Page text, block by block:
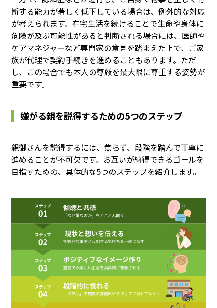
断する能力が著しく低下している場合は、例外的な対応
が考えられます。在宅生活を続けることで生命や身体に
危険が及ぶ可能性があると判断される場合には、医師や
ケアマネジャーなど専門家の意見を踏まえた上で、ご家
族が代理で契約手続きを進めることもあります。ただ
し、この場合でも本人の尊厳を最大限に尊重する姿勢が
重要です。
嫌がる親を説得するための5つのステップ
親御さんを説得するには、焦らず、段階を踏んで丁寧に
進めることが不可欠です。お互いが納得できるゴールを
目指すための、具体的な5つのステップを紹介します。